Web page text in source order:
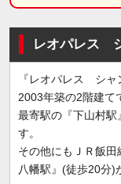
レオパレス
『レオパレス シャ
2003年築の2階建て
最寄駅の『下山村駅
す。
その他にもＪＲ飯
八幡駅』(徒歩20分)